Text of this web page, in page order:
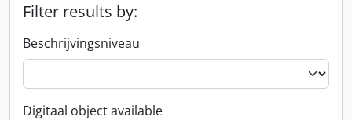
Filter results by:
Beschrijvingsniveau
Digitaal object available